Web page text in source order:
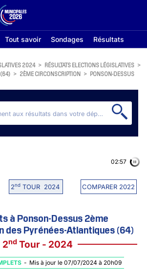
Tout savoir Sondages Résultats
2024 > RÉSULTATS ELECTIONS LÉGISLATIVES >
(64) > 2ÈME CIRCONSCRIPTION > PONSON-DESSUS
2ndTOUR 2024 COMPARER 2022
02:56
à Ponson-Dessus 2ème
des Pyrénées-Atlantiques (64)
2nd Tour - 2024
- Mis à jour le 07/07/2024 à 20h09